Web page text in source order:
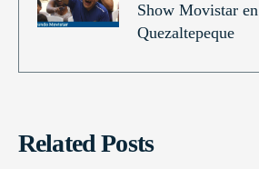
Show Movistar en
Quezaltepeque
Related Posts